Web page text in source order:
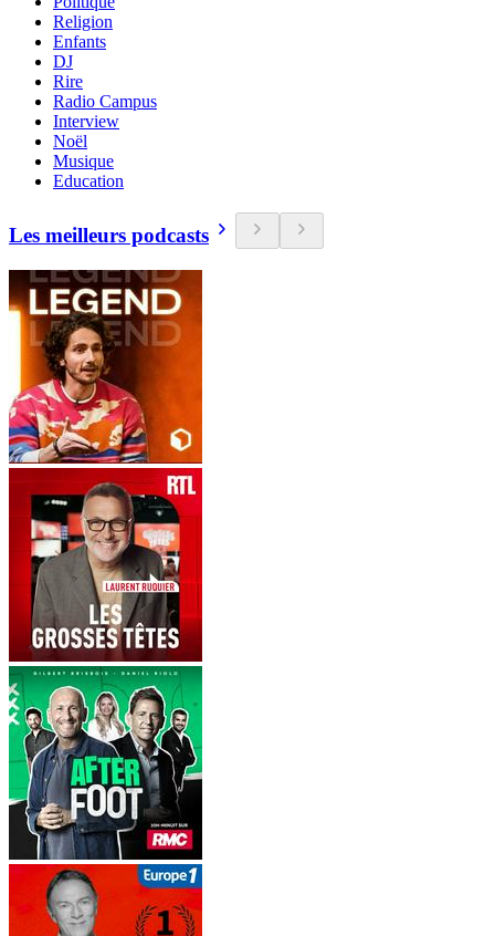
Religion
Enfants
DJ
Rire
Radio Campus
Interview
Noël
Musique
Education
Les meilleurs podcasts